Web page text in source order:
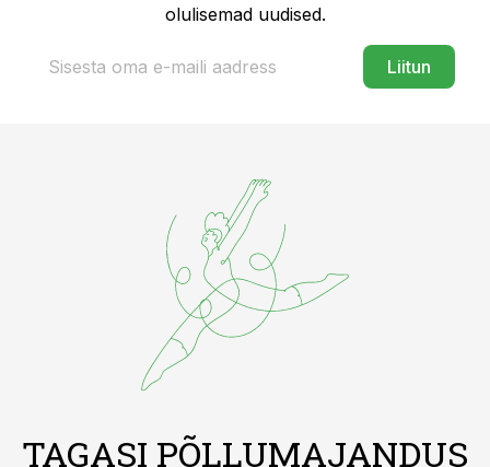
olulisemad uudised.
Liitun
TAGASI PÕLLUMAJANDUS